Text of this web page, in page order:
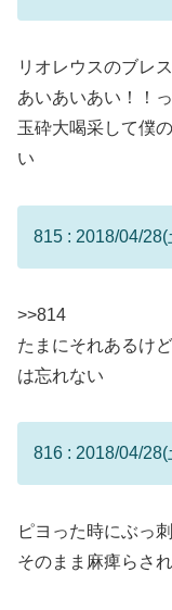
リオレウスのブレ
あいあいあい！！
玉砕大喝采して僕
い
815 : 2018/04/
>>814
たまにそれあるけ
は忘れない
816 : 2018/04/
ピヨった時にぶっ
そのまま麻痺らさ